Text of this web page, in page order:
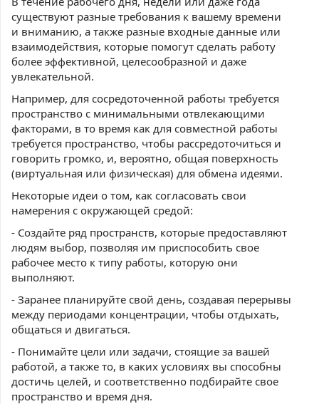
существуют разные требования к вашему времени
и вниманию, а также разные входные данные или
взаимодействия, которые помогут сделать работу
более эффективной, целесообразной и даже
увлекательной.
Например, для сосредоточенной работы требуется
пространство с минимальными отвлекающими
факторами, в то время как для совместной работы
требуется пространство, чтобы рассредоточиться и
говорить громко, и, вероятно, общая поверхность
(виртуальная или физическая) для обмена идеями.
Некоторые идеи о том, как согласовать свои
намерения с окружающей средой:
- Создайте ряд пространств, которые предоставляют
людям выбор, позволяя им приспособить свое
рабочее место к типу работы, которую они
выполняют.
- Заранее планируйте свой день, создавая перерывы
между периодами концентрации, чтобы отдыхать,
общаться и двигаться.
- Понимайте цели или задачи, стоящие за вашей
работой, а также то, в каких условиях вы способны
достичь целей, и соответственно подбирайте свое
пространство и время дня.